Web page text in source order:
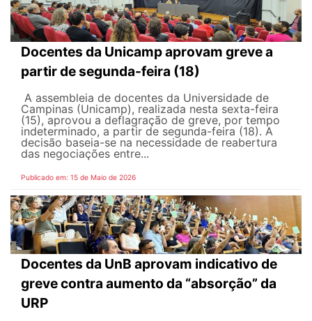
Docentes da Unicamp aprovam greve a
partir de segunda-feira (18)
A assembleia de docentes da Universidade de
Campinas (Unicamp), realizada nesta sexta-feira
(15), aprovou a deflagração de greve, por tempo
indeterminado, a partir de segunda-feira (18). A
decisão baseia-se na necessidade de reabertura
das negociações entre...
Publicado em: 15 de Maio de 2026
Docentes da UnB aprovam indicativo de
greve contra aumento da “absorção” da
URP